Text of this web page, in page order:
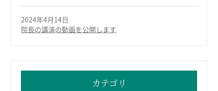
院長の講演の動画を公開します
2024年4月14日
カテゴリ